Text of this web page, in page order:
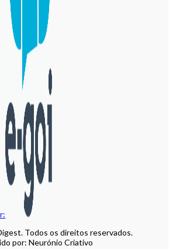
Todos os direitos reservados.
por: Neurónio Criativo